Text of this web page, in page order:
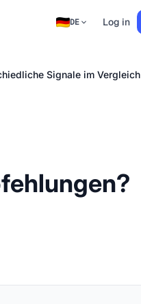
DE Log in
Signale im Vergleich